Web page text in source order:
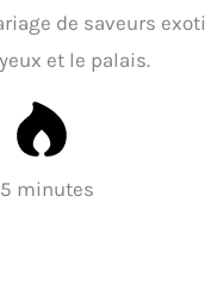
de saveurs
et le palais.
minutes